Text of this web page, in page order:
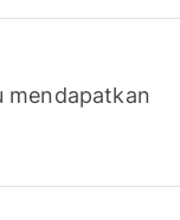
mendapatkan